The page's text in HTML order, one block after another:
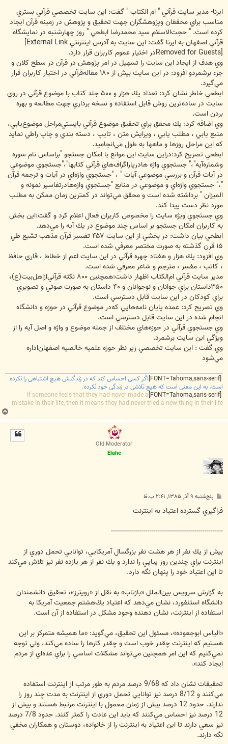
ایرنا- مدير سايت قرآني " ام الكتاب " گفت: اين سايت تخصصي قرآني بستري
مناسب براي محققان وپژوهشگران جهت تحقيق و پژوهش در زمينه قرآن ايجاد
كرده است. " حجت‌الاسلام سيد محمدرضا ابطحي " روز چهارشنبه در نمايشگاه
قرآني اصفهان به ايرنا گفت: اين سايت به آدرس اينترنتي ‪[External Link
Removed for Guests]‬در اختيار عموم كاربران قرار دارد.
وي هدف از ايجاد اين سايت را تسهيل در امر پژوهش در قرآن در سطح كلان و
جزء برشمردو افزود: در اين سايت بيش از ‪ ۱۸۰‬مقاله‌قرآني در اختيار كاربران قرار
مي‌گيرد.
ابطحي خاطر نشان كرد: تعداد يك هزار و ‪ ۵۰۰‬جلد كتاب با موضوع قرآني در روي
سايت در ساده‌ترين روش قابل استفاده و نسخه برداري جهت مطالعه و بهره
بردن است.
وي اضافه كرد: يك محقق براي تحقيق موضوع قرآني بايستي‌مراحل موضوع‌يابي،
منبع يابي ، مطلب يابي ، ويرايش متن ، تايپ ، دسته بندي و چاپ راطي نمايد
كه اين مراحل روزها و ماهها به طول مي‌انجاميد.
ابطحي تصريح كرد:دراين سايت اين موانع با امكان جستجو "براساس نام سوره
وشماره‌آيه"،" جستجوي واژه هادرپاراگراف‌هاي قرآني كتابها"،"جستجوي موضوعي
در آيات قرآن و بررسي موضوعي آيات " ، "جستجوي واژه‌اي در آيات و ترجمه قرآن
"،" جستجوي واژه‌اي و موضوعي در منابع "جستجوي واژه‌هادرتفاسير نمونه و
الميزان " برداشته شده است و محقق مي‌تواند در كمترين زمان ممكن به مطلب
مورد نظر دست پيدا كند.
وي جستجوي ويژه سايت را مخصوص كاربران فعال اعلام كرد و گفت:اين بخش
به كاربران امكان جستجو بر اساس چند موضوع در يك آيه را مي‌دهد.
ابطحي بيان داشت: در بخشي از اين سايت ‪ ۴۵۷‬تفسير قرآن مذهب تشيع طي
‪۱۵‬ قرن گذشته به صورت مختصر معرفي شده است.
وي افزود: يك هزار و هفتاد چهره قرآني در اين سايت اعم از خطاط ، قاري حافظ
، كاتب ، مفسر ، مترجم و شاعر معرفي شده است.
۳۵۰‬داستان براي جوانان و نوجوانان و ‪ ۴۰‬داستان به صورت صوتي و تصويري
براي كودكان در اين سايت قابل دسترسي است.
وي تصريح كرد: عمده پايان نامه‌هايي كه‌در موضوع قرآني در حوزه و دانشگاه
انجام شده در اين سايت قابل دسترسي است.
وي جستجوي قرآني در حوزه‌هاي مختلف از جمله موضوع و واژه و اصل آيه را از
ويژگي اين سايت برشمرد.
وي گفت : اين سايت تخصصي زير نظر حوزه علميه خالصيه اصفهان‌اداره
مي‌شود
اگر کسی احساس کند که در زندگیش هیچ اشتباهی را نکرده
است، به این معنی است که هیچ تلاشی در زندگی خود نکرده.
If someone feels that they had never made a
mistake in their life, then it means they had never tried a new thing in their life
ب
ا
Old Moderator
Elahe
پ
ت
پنج‌شنبه ۹ آذر ۱۳۸۵, ۲:۴۱ ب.ظ
فراگيري گسترده اعتياد به اينترنت
-------------------------------------------------------
بيش از يك نفر از هر هشت نفر بزرگسال آمريكايي، توانايي تحمل دوري از
اينترنت براي چندين روز پياپي را ندارد و يك نفر از هر يازده نفر نيز تلاش مي‌كند
تا اين اعتياد خود را پنهان نگه دارد.
به گزارش سرويس بين‌الملل «بازتاب» به نقل از «رويترز»، تحقيق دانشمندان
دانشگاه استنفورد، نشان مي‌دهد كه اعتياد يك‌هشتم جمعيت آمريكا به
استفاده از اينترنت، نشان دهنده وجود مشكل در استفاده از آن است.
«الياس ابوجعوده»، مسئول اين تحقيق، مي‌گويد: «ما هميشه متمركز بر اين
هستيم كه اينترنت چقدر خوب است و چقدر كارها را ساده مي‌كند، ولي توجه
نمي‌كنيم كه اين امر همچنين مي‌تواند مشكلات اساسي را براي عده‌اي از مردم
ايجاد كند».
تحقيقات نشان داد كه 9/68 درصد مردم به طور مرتب از اينترنت استفاده
مي‌كنند و 8/12 درصد نيز توانايي تحمل دوري از اينترنت به مدت چند روز را
ندارند. حدود 12 درصد بيش از زمان معمول با اينترنت مرتبط هستند و بيش از
12 درصد نيز احساس مي‌كنند كه بايد اين عادت را كمتر كنند. حدود 7/8 درصد
نيز سعي دارند تا اين اعتياد به اينترنت را از خانواده، دوستان و همكاران مخفي
نگه دارند.